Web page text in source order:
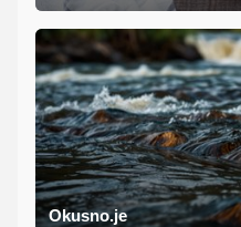
Okusno.je